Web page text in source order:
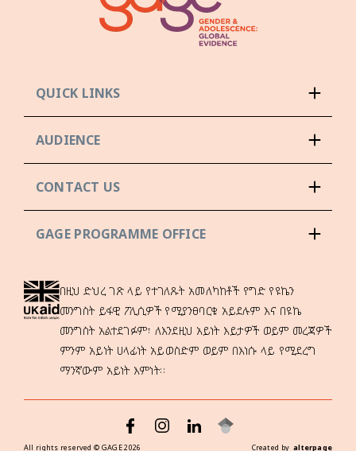
QUICK LINKS
AUDIENCE
CONTACT US
GAGE PROGRAMME OFFICE
በዚህ ድህረ ገጽ ላይ የተገለጹት አመለካከቶች የግድ የዩኬን
መንግስት ይፋዊ ፖሊሲዎች የሚያንፀባርቁ አይደሉም እና በዩኬ
መንግስት አልተደገፉም፣ ለእንደዚህ አይነት እይታዎች ወይም መረጃዎች
ምንም አይነት ሀላፊነት አይወስድም ወይም በእነሱ ላይ የሚደረግ
ማንኛውም አይነት እምነት።
All rights reserved © GAGE2026 Created byalterpage